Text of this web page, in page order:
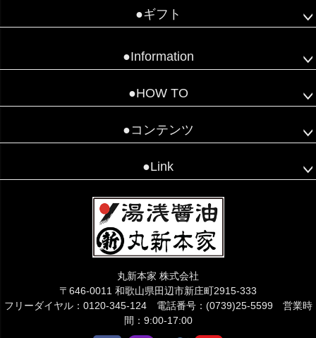
●ギフト
●Information
●HOW TO
●コンテンツ
●Link
丸新本家 株式会社
〒646-0011 和歌山県田辺市新庄町2915-333
フリーダイヤル：0120-345-124 電話番号：(0739)25-5599 営業時
間：9:00-17:00